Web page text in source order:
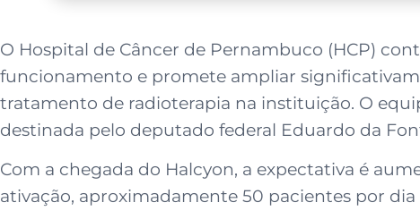
O Hospital de Câncer de Pernambuco (HCP)
funcionamento e promete ampliar
tratamento de radioterapia na instituição. O
destinada pelo deputado federal Eduardo da
Com a chegada do Halcyon, a expectativa é
ativação, aproximadamente 50 pacientes por